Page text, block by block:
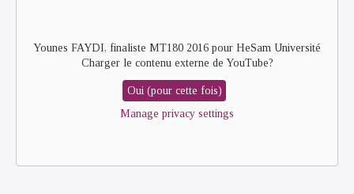
Younes FAYDI, finaliste MT180 2016 pour HeSam Université
Charger le contenu externe de YouTube?
Oui (pour cette fois)
Manage privacy settings